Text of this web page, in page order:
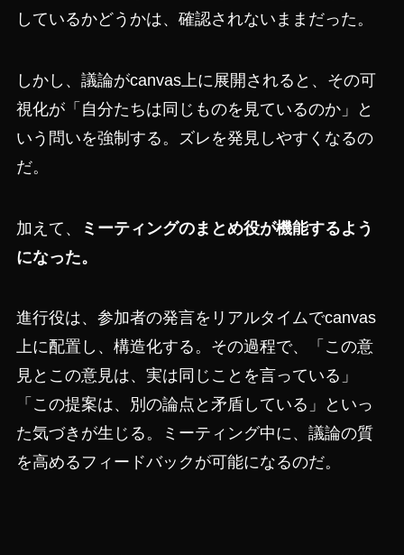
しているかどうかは、確認されないままだった。
しかし、議論がcanvas上に展開されると、その可
視化が「自分たちは同じものを見ているのか」と
いう問いを強制する。ズレを発見しやすくなるの
だ。
加えて、
ミーティングのまとめ役が機能するよう
になった。
進行役は、参加者の発言をリアルタイムでcanvas
上に配置し、構造化する。その過程で、「この意
見とこの意見は、実は同じことを言っている」
「この提案は、別の論点と矛盾している」といっ
た気づきが生じる。ミーティング中に、議論の質
を高めるフィードバックが可能になるのだ。